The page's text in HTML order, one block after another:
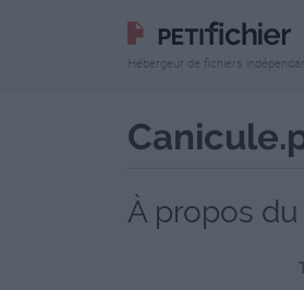
Hébergeur de fichiers
À propos